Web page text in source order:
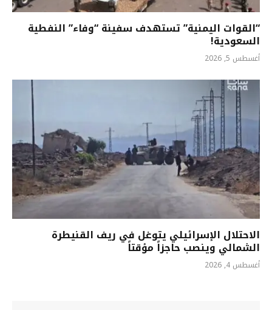
“القوات اليمنية” تستهدف سفينة “وفاء” النفطية
السعودية!
أغسطس 5, 2026
الاحتلال الإسرائيلي يتوغل في ريف القنيطرة
الشمالي وينصب حاجزاً مؤقتاً
أغسطس 4, 2026